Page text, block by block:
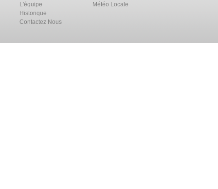
L'équipe
Historique
Contactez Nous
Météo Locale